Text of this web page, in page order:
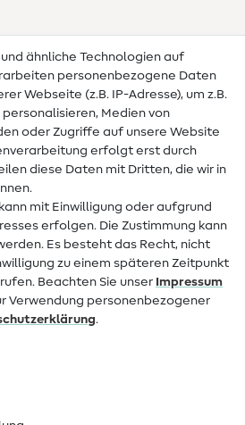
ähnliche Technologien auf
personenbezogene Daten
Webseite (z.B. IP-Adresse), um z.B.
personalisieren, Medien von
oder Zugriffe auf unsere Website
erfolgt erst durch
diese Daten mit Dritten, die wir in
mit Einwilligung oder aufgrund
erfolgen. Die Zustimmung kann
Es besteht das Recht, nicht
zu einem späteren Zeitpunkt
Beachten Sie unser Impressum
Verwendung personenbezogener
.